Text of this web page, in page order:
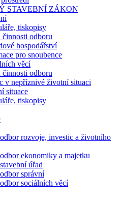
STAVEBNÍ ZÁKON
tiskopisy
činnosti odboru
hospodářství
pro snoubence
věcí
činnosti odboru
v nepříznivé životní situaci
situace
tiskopisy
rozvoje, investic a životního
ekonomiky a majetku
úřad
správní
sociálních věcí